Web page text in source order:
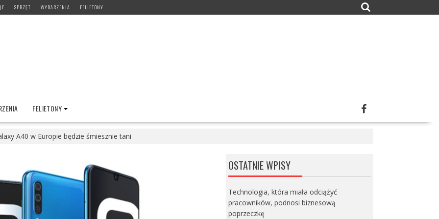
SPRZĘT WYDARZENIA FELIETONY
FELIETONY
A40 w Europie będzie śmiesznie tani
OSTATNIE WPISY
Technologia, która miała odciążyć
pracowników, podnosi biznesową
poprzeczkę